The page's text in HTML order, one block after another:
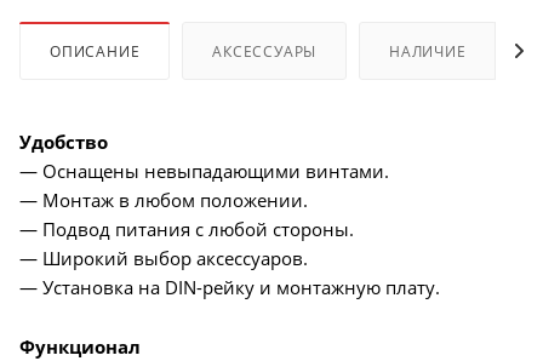
ОПИСАНИЕ АКСЕССУАРЫ НАЛИЧИЕ
Удобство
— Оснащены невыпадающими винтами.
— Монтаж в любом положении.
— Подвод питания с любой стороны.
— Широкий выбор аксессуаров.
— Установка на DIN-рейку и монтажную плату.
Функционал